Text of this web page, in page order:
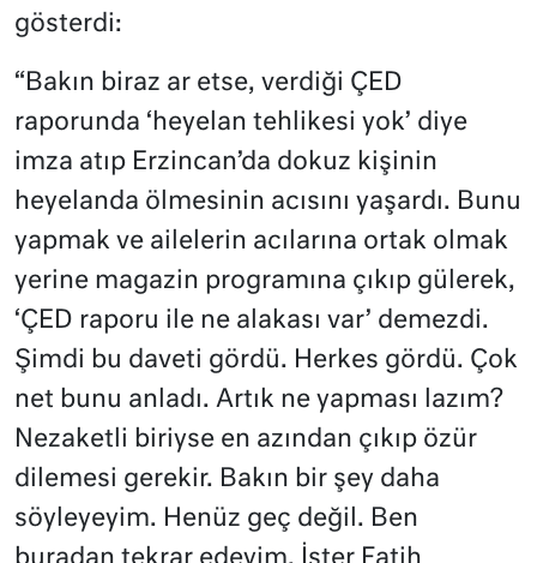
gösterdi:
“Bakın biraz ar etse, verdiği ÇED
raporunda ‘heyelan tehlikesi yok’ diye
imza atıp Erzincan’da dokuz kişinin
heyelanda ölmesinin acısını yaşardı. Bunu
yapmak ve ailelerin acılarına ortak olmak
yerine magazin programına çıkıp gülerek,
‘ÇED raporu ile ne alakası var’ demezdi.
Şimdi bu daveti gördü. Herkes gördü. Çok
net bunu anladı. Artık ne yapması lazım?
Nezaketli biriyse en azından çıkıp özür
dilemesi gerekir. Bakın bir şey daha
söyleyeyim. Henüz geç değil. Ben